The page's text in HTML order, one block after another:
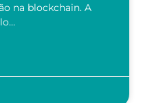
na blockchain. A